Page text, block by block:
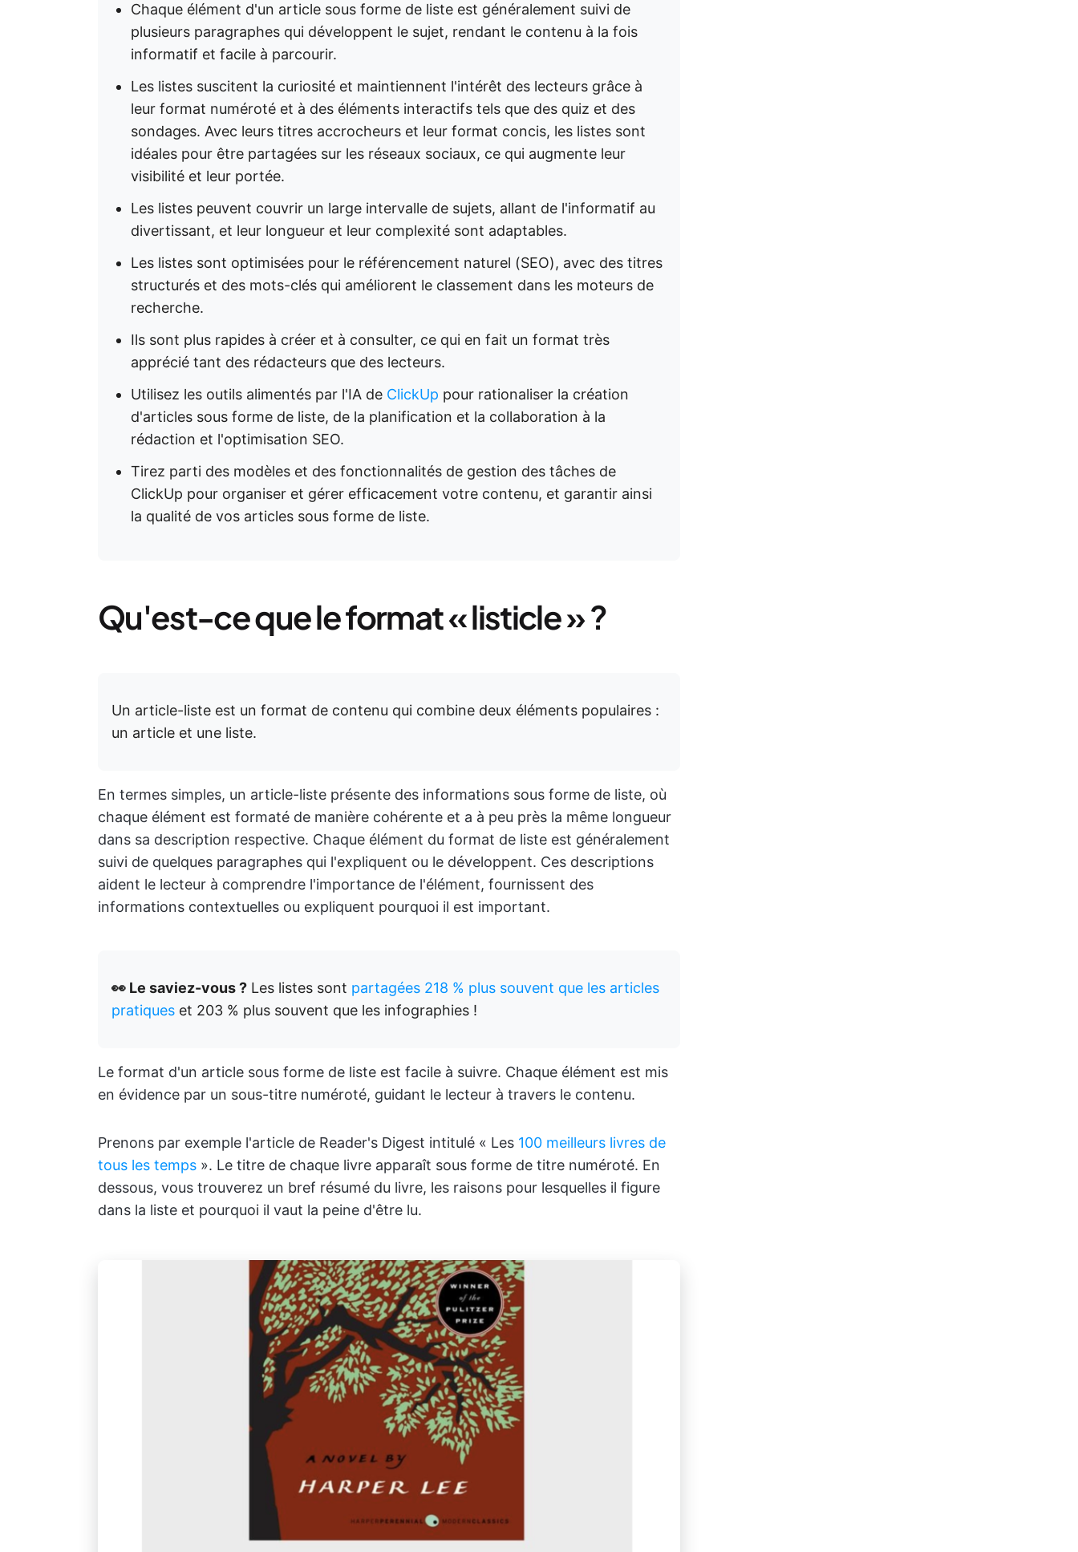
Chaque élément d'un article sous forme de liste est généralement suivi de
plusieurs paragraphes qui développent le sujet, rendant le contenu à la fois
informatif et facile à parcourir.
Les listes suscitent la curiosité et maintiennent l'intérêt des lecteurs grâce à
leur format numéroté et à des éléments interactifs tels que des quiz et des
sondages. Avec leurs titres accrocheurs et leur format concis, les listes sont
idéales pour être partagées sur les réseaux sociaux, ce qui augmente leur
visibilité et leur portée.
Les listes peuvent couvrir un large intervalle de sujets, allant de l'informatif au
divertissant, et leur longueur et leur complexité sont adaptables.
Les listes sont optimisées pour le référencement naturel (SEO), avec des titres
structurés et des mots-clés qui améliorent le classement dans les moteurs de
recherche.
Ils sont plus rapides à créer et à consulter, ce qui en fait un format très
apprécié tant des rédacteurs que des lecteurs.
Utilisez les outils alimentés par l'IA de ClickUp pour rationaliser la création
d'articles sous forme de liste, de la planification et la collaboration à la
rédaction et l'optimisation SEO.
Tirez parti des modèles et des fonctionnalités de gestion des tâches de
ClickUp pour organiser et gérer efficacement votre contenu, et garantir ainsi
la qualité de vos articles sous forme de liste.
Qu'est-ce que le format « listicle » ?
Un article-liste est un format de contenu qui combine deux éléments populaires :
un article et une liste.
En termes simples, un article-liste présente des informations sous forme de liste, où
chaque élément est formaté de manière cohérente et a à peu près la même longueur
dans sa description respective. Chaque élément du format de liste est généralement
suivi de quelques paragraphes qui l'expliquent ou le développent. Ces descriptions
aident le lecteur à comprendre l'importance de l'élément, fournissent des
informations contextuelles ou expliquent pourquoi il est important.
👀 Le saviez-vous ? Les listes sont partagées 218 % plus souvent que les articles
pratiques et 203 % plus souvent que les infographies !
Le format d'un article sous forme de liste est facile à suivre. Chaque élément est mis
en évidence par un sous-titre numéroté, guidant le lecteur à travers le contenu.
Prenons par exemple l'article de Reader's Digest intitulé « Les 100 meilleurs livres de
tous les temps ». Le titre de chaque livre apparaît sous forme de titre numéroté. En
dessous, vous trouverez un bref résumé du livre, les raisons pour lesquelles il figure
dans la liste et pourquoi il vaut la peine d'être lu.